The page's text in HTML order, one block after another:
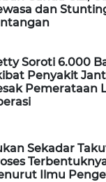
dan
Soroti 6.000
Penyakit
Pemerataan
Sekadar
Ilmu